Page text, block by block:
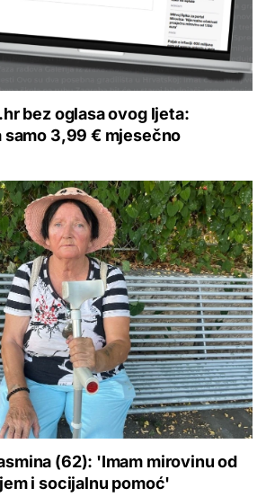
bez oglasa ovog ljeta:
samo 3,99 € mjesečno
(62): 'Imam mirovinu od
i socijalnu pomoć'